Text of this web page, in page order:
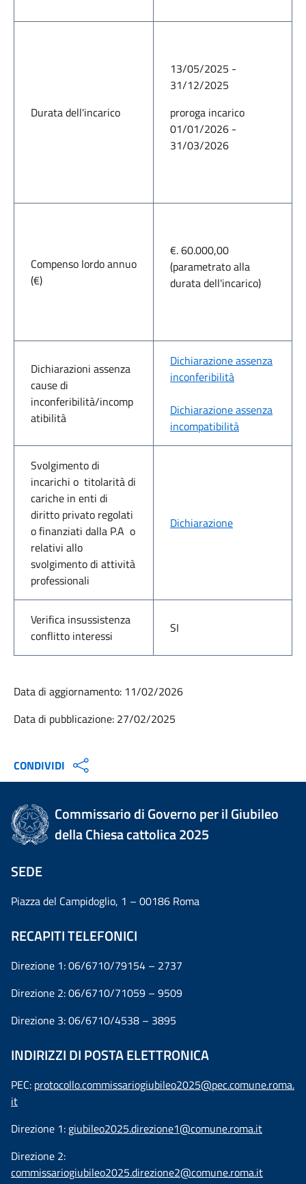
Durata dell'incarico
13/05/2025 -
31/12/2025
proroga incarico
01/01/2026 -
31/03/2026
Compenso lordo annuo
(€)
€. 60.000,00
(parametrato alla
durata dell'incarico)
Dichiarazioni assenza
cause di
inconferibilità/incomp
atibilità
Dichiarazione assenza
inconferibilità
Dichiarazione assenza
incompatibilità
Svolgimento di
incarichi o titolarità di
cariche in enti di
diritto privato regolati
o finanziati dalla P.A o
relativi allo
svolgimento di attività
professionali
Dichiarazione
Verifica insussistenza
conflitto interessi
SI
Data di aggiornamento: 11/02/2026
Data di pubblicazione: 27/02/2025
CONDIVIDI
Commissario di Governo per il Giubileo
della Chiesa cattolica 2025
SEDE
Piazza del Campidoglio, 1 – 00186 Roma
RECAPITI TELEFONICI
Direzione 1: 06/6710/79154 – 2737
Direzione 2: 06/6710/71059 – 9509
Direzione 3: 06/6710/4538 – 3895
INDIRIZZI DI POSTA ELETTRONICA
PEC: protocollo.commissariogiubileo2025@pec.comune.roma.
it
Direzione 1: giubileo2025.direzione1@comune.roma.it
Direzione 2:
commissariogiubileo2025.direzione2@comune.roma.it